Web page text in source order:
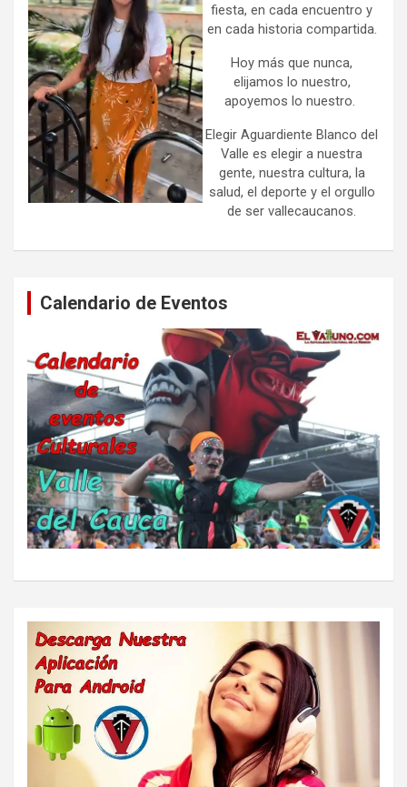
fiesta, en cada encuentro y
en cada historia compartida.
Hoy más que nunca,
elijamos lo nuestro,
apoyemos lo nuestro.
Elegir Aguardiente Blanco del
Valle es elegir a nuestra
gente, nuestra cultura, la
salud, el deporte y el orgullo
de ser vallecaucanos.
Calendario de Eventos